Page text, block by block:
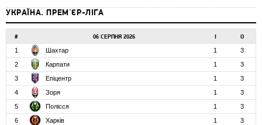
УКРАЇНА. ПРЕМ'ЄР-ЛІГА
# 06 СЕРПНЯ 2026 І О
1 Шахтар 1
3
2
Карпати 1
3
3
Епіцентр 1
3
4
Зоря 1
3
5
Полісся 1
3
6
Харків 1
3